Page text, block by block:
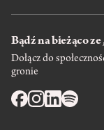
Bądź na bieżąco
Dołącz do
gronie